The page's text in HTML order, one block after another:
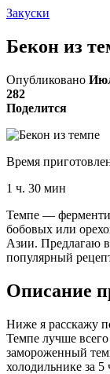
Закуски
Бекон из
Опубликовано
282
Поделится
Время
1 ч. 30 мин
Темпе —
бобовых или
Азии. Предлагаю
популярный
Описание
Ниже я расскажу
Темпе лучше
замороженный
холодильнике за 5